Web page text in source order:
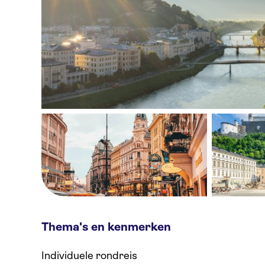
Thema's en kenmerken
Individuele rondreis